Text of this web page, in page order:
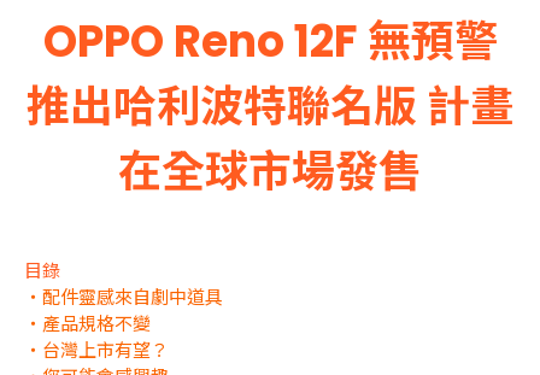
OPPO Reno 12F 無預警
推出哈利波特聯名版 計畫
在全球市場發售
目錄
・配件靈感來自劇中道具
・產品規格不變
・台灣上市有望？